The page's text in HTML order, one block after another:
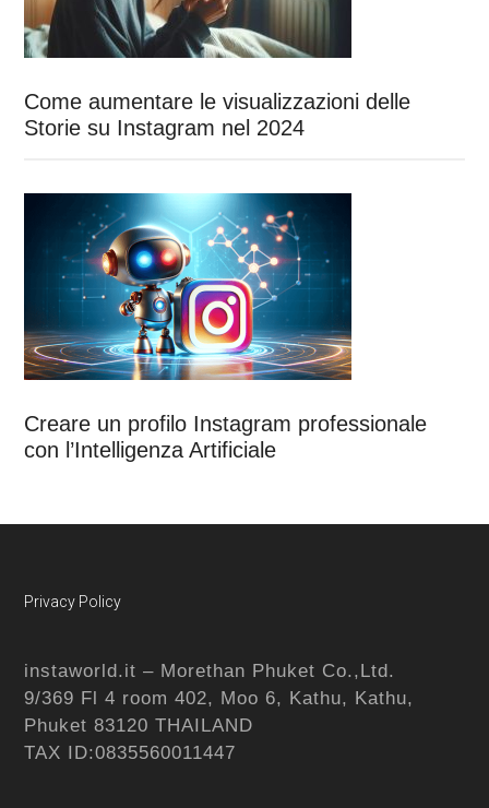
Come aumentare le visualizzazioni delle
Storie su Instagram nel 2024
Creare un profilo Instagram professionale
con l’Intelligenza Artificiale
Footer
Privacy Policy
instaworld.it – Morethan Phuket Co.,Ltd.
9/369 Fl 4 room 402, Moo 6, Kathu, Kathu,
Phuket 83120 THAILAND
TAX ID:0835560011447